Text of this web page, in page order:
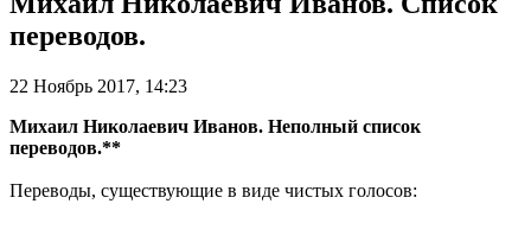
переводов.
22 Ноябрь 2017, 14:23
Михаил Николаевич Иванов. Неполный список
переводов.**
Переводы, существующие в виде чистых голосов: